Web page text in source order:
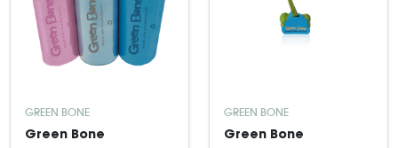
GREEN BONE
Green Bone
GREEN BONE
Green Bone